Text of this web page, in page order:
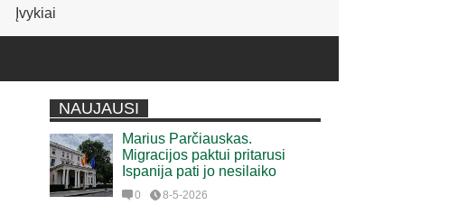
Įvykiai
NAUJAUSI
Marius Parčiauskas.
Migracijos paktui pritarusi
Ispanija pati jo nesilaiko
0 8-5-2026